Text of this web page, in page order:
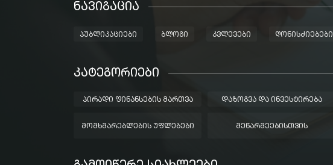
ᲜᲐᲕᲘᲒᲐᲪᲘᲐ
ᲞᲣᲑᲚᲘᲙᲐᲪᲘᲔᲑᲘ ᲑᲚᲝᲒᲘ ᲙᲕᲚᲔᲕᲔᲑᲘ ᲦᲝᲜᲘᲡᲫᲘᲔᲑᲔᲑᲘ
ᲙᲐᲢᲔᲒᲝᲠᲘᲔᲑᲘ
ᲞᲘᲠᲐᲓᲘ ᲤᲘᲜᲐᲜᲡᲔᲑᲘᲡ ᲛᲐᲠᲗᲕᲐ ᲓᲐᲖᲝᲒᲕᲐ ᲓᲐ ᲘᲜᲕᲔᲡᲢᲘᲠᲔᲑᲐ
ᲛᲝᲛᲮᲛᲐᲠᲔᲑᲚᲔᲑᲘᲡ ᲣᲤᲚᲔᲑᲔᲑᲘ ᲛᲔᲬᲐᲠᲛᲔᲔᲑᲘᲡᲗᲕᲘᲡ